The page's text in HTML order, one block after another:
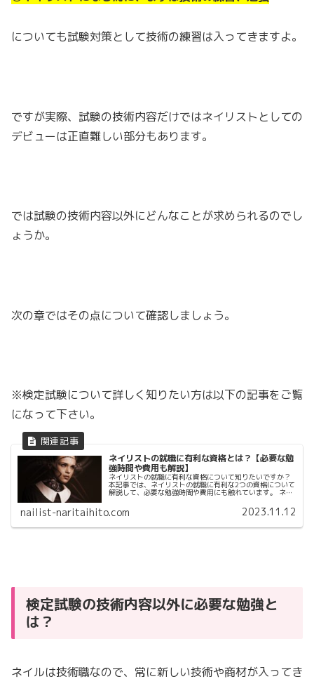
についても試験対策として技術の練習は入ってきますよ。
ですが実際、試験の技術内容だけではネイリストとしての
デビューは正直難しい部分もあります。
では試験の技術内容以外にどんなことが求められるのでし
ょうか。
次の章ではその点について確認しましょう。
※検定試験について詳しく知りたい方は以下の記事をご覧
になって下さい。
ネイリストの就職に有利な資格とは？【必要な勉
強時間や費用も解説】
ネイリストの就職に有利な資格について知りたいですか？
本記事では、ネイリストの就職に有利な2つの資格について
解説して、必要な勉強時間や費用にも触れています。 ネイ
nailist-naritaihito.com 2023.11.12
検定試験の技術内容以外に必要な勉強と
は？
ネイルは技術職なので、常に新しい技術や商材が入ってき